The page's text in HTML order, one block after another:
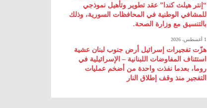
“إنتر هيلث كندا” عقد تطوير وتأهيل نموذجي
للمشافي الوطنية في المحافظات السورية، وذلك
بالتنسيق مع وزارة الصحة.
1 أغسطس، 2026
هزّت تفجيرات إسرائيل أرض جنوب لبنان عشية
استئناف المفاوضات اللبنانية – الإسرائيلية في
روما، بعدما نفذت واحدة من أضخم عمليات
التفجير منذ وقف إطلاق النار